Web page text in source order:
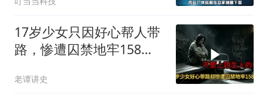
17岁少女只因好心帮人带
路，惨遭囚禁地牢158
老谭讲史